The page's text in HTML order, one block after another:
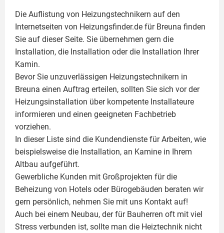
Die Auflistung von Heizungstechnikern auf den
Internetseiten von Heizungsfinder.de für Breuna finden
Sie auf dieser Seite. Sie übernehmen gern die
Installation, die Installation oder die Installation Ihrer
Kamin.
Bevor Sie unzuverlässigen Heizungstechnikern in
Breuna einen Auftrag erteilen, sollten Sie sich vor der
Heizungsinstallation über kompetente Installateure
informieren und einen geeigneten Fachbetrieb
vorziehen.
In dieser Liste sind die Kundendienste für Arbeiten, wie
beispielsweise die Installation, an Kamine in Ihrem
Altbau aufgeführt.
Gewerbliche Kunden mit Großprojekten für die
Beheizung von Hotels oder Bürogebäuden beraten wir
gern persönlich, nehmen Sie mit uns Kontakt auf!
Auch bei einem Neubau, der für Bauherren oft mit viel
Stress verbunden ist, sollte man die Heiztechnik nicht